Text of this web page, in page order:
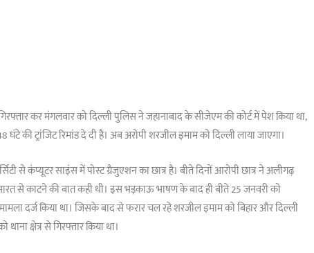
कर मंगलवार को दिल्ली पुलिस ने जहानाबाद के सीजेएम की कोर्ट में पेश किया था,
की ट्रांजिट रिमांड दे दी है। अब अरोपी शरजील इमाम को दिल्ली लाया जाएगा।
से कंप्यूटर साइंस में पोस्ट ग्रैजुएशन का छात्र है। बीते दिनों आरोपी छात्र ने अलीगढ़
भारत से काटने की बात कही थी। इस भड़काऊ भाषण के बाद ही बीते 25 जनवरी को
दर्ज किया था। जिसके बाद से फरार चल रहे शरजील इमाम को बिहार और दिल्ली
क्षेत्र से गिरफ्तार किया था।